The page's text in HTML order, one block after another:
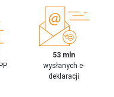
53 mln
wysłanych e-
deklaracji